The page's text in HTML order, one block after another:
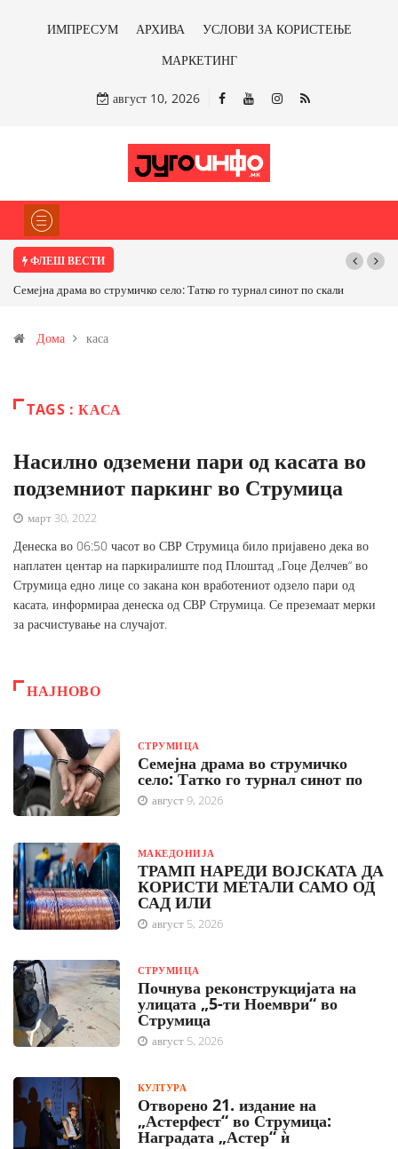
ИМПРЕСУМ АРХИВА
УСЛОВИ ЗА КОРИСТЕЊЕ
МАРКЕТИНГ
август 10, 2026
ФЛЕШ ВЕСТИ
Семејна драма во струмичко село: Татко го турнал синот по скали
Дома каса
TAGS : КАСА
Насилно одземени пари од касата во
подземниот паркинг во Струмица
март 30, 2022
Денеска во 06:50 часот во СВР Струмица било пријавено дека во
наплатен центар на паркиралиште под Плоштад „Гоце Делчев“ во
Струмица едно лице со закана кон вработениот одзело пари од
касата, информираа денеска од СВР Струмица. Се преземаат мерки
за расчистување на случајот.
НАЈНОВО
СТРУМИЦА
Семејна драма во струмичко
село: Татко го турнал синот по
август 9, 2026
МАКЕДОНИЈА
ТРАМП НАРЕДИ ВОЈСКАТА ДА
КОРИСТИ МЕТАЛИ САМО ОД
САД ИЛИ
август 5, 2026
СТРУМИЦА
Почнува реконструкцијата на
улицата „5-ти Ноември“ во
Струмица
август 5, 2026
КУЛТУРА
Отворено 21. издание на
„Астерфест“ во Струмица:
Наградата „Астер“ ѝ